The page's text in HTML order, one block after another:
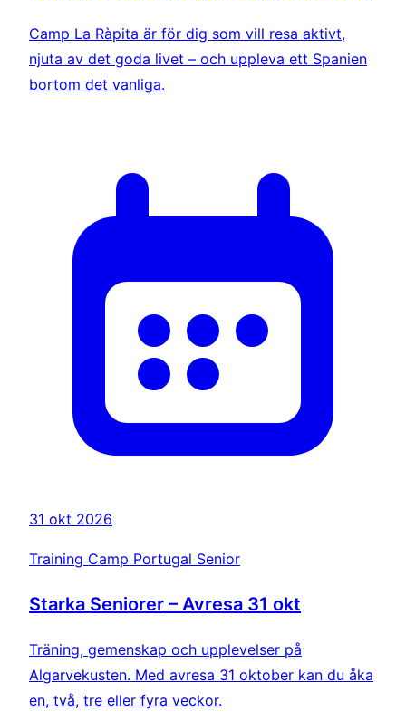
Camp La Ràpita är för dig som vill resa aktivt,
njuta av det goda livet – och uppleva ett Spanien
bortom det vanliga.
31 okt 2026
Training Camp Portugal Senior
Starka Seniorer – Avresa 31 okt
Träning, gemenskap och upplevelser på
Algarvekusten. Med avresa 31 oktober kan du åka
en, två, tre eller fyra veckor.